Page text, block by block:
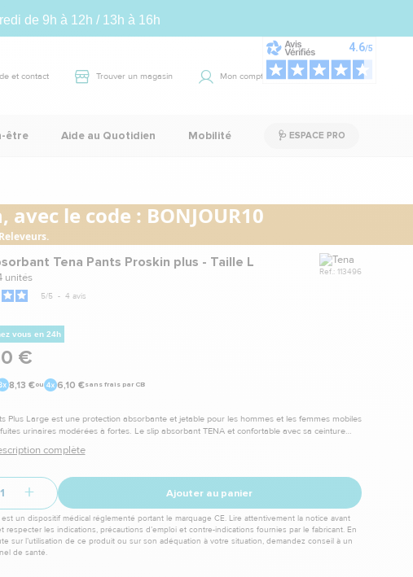
de 9h à 12h / 13h à 16h
et contact Trouver un magasin Mon compte Panier
être Aide au Quotidien Mobilité 🩺 ESPACE PRO
le code : BONJOUR10
Tena Pants Proskin plus - Taille L
unités
Marque
Ref.: 113496
5/5 - 4 avis
vous en 24h
€
8,13 €ou 6,10 €sans frais par CB
Plus Large est une protection absorbante et jetable pour les hommes et les femmes mobiles
urinaires modérées à fortes. Le slip absorbant TENA et confortable avec sa ceinture
complète
+ Ajouter au panier
un dispositif médical réglementé portant le marquage CE. Lire attentivement la notice avant
respecter les indications, précautions d’emploi et contre-indications fournies par le fabricant. En
sur l’utilisation de ce produit ou sur son adéquation à votre situation, demandez conseil à un
de santé.